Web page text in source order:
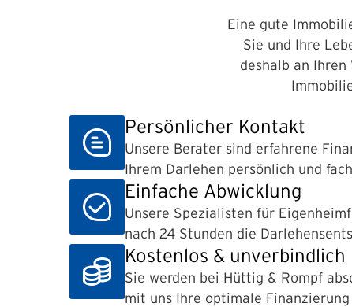
Eine gute
Sie und Ihre
deshalb an
Persönlicher Kontakt
Unsere Berater sind erfahrene
Ihrem Darlehen persönlich und
Einfache Abwicklung
Unsere Spezialisten für
nach 24 Stunden die
Kostenlos & unverbindlich
Sie werden bei Hüttig & Rompf
mit uns Ihre optimale